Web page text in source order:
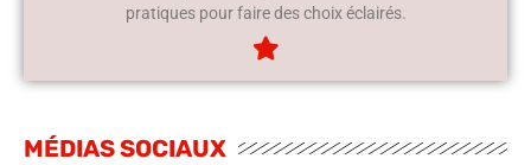
pratiques pour faire des choix éclairés.
MÉDIAS SOCIAUX